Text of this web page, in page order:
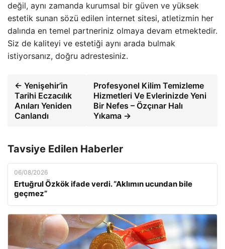
değil, aynı zamanda kurumsal bir güven ve yüksek
estetik sunan sözü edilen internet sitesi, atletizmin her
dalında en temel partneriniz olmaya devam etmektedir.
Siz de kaliteyi ve estetiği aynı arada bulmak
istiyorsanız, doğru adrestesiniz.
← Yenişehir’in
Tarihi Eczacılık
Anıları Yeniden
Canlandı
Profesyonel Kilim Temizleme
Hizmetleri Ve Evlerinizde Yeni
Bir Nefes – Özçınar Halı
Yıkama →
Tavsiye Edilen Haberler
06/08/2026
Ertuğrul Özkök ifade verdi. “Aklımın ucundan bile
geçmez”